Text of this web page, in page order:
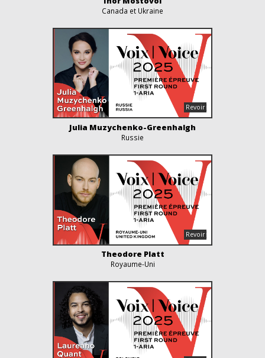
Canada et Ukraine
Julia Muzychenko-Greenhalgh
Russie
Theodore Platt
Royaume-Uni